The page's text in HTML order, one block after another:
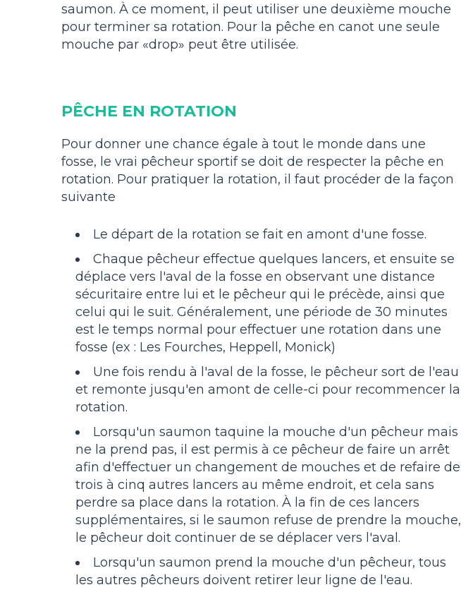
saumon. À ce moment, il peut utiliser une deuxième mouche
pour terminer sa rotation. Pour la pêche en canot une seule
mouche par «drop» peut être utilisée.
PÊCHE EN ROTATION
Pour donner une chance égale à tout le monde dans une
fosse, le vrai pêcheur sportif se doit de respecter la pêche en
rotation. Pour pratiquer la rotation, il faut procéder de la façon
suivante
Le départ de la rotation se fait en amont d'une fosse.
Chaque pêcheur effectue quelques lancers, et ensuite se
déplace vers l'aval de la fosse en observant une distance
sécuritaire entre lui et le pêcheur qui le précède, ainsi que
celui qui le suit. Généralement, une période de 30 minutes
est le temps normal pour effectuer une rotation dans une
fosse (ex : Les Fourches, Heppell, Monick)
Une fois rendu à l'aval de la fosse, le pêcheur sort de l'eau
et remonte jusqu'en amont de celle-ci pour recommencer la
rotation.
Lorsqu'un saumon taquine la mouche d'un pêcheur mais
ne la prend pas, il est permis à ce pêcheur de faire un arrêt
afin d'effectuer un changement de mouches et de refaire de
trois à cinq autres lancers au même endroit, et cela sans
perdre sa place dans la rotation. À la fin de ces lancers
supplémentaires, si le saumon refuse de prendre la mouche,
le pêcheur doit continuer de se déplacer vers l'aval.
Lorsqu'un saumon prend la mouche d'un pêcheur, tous
les autres pêcheurs doivent retirer leur ligne de l'eau.